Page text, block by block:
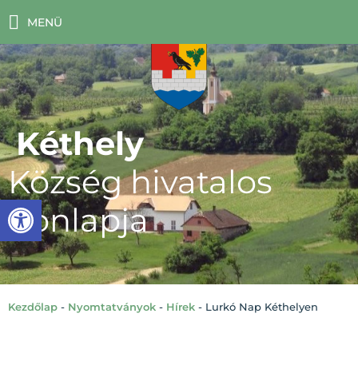
Eszköztár megnyitása
MENÜ
Kéthely
Község hivatalos
honlapja
Kezdőlap - Nyomtatványok - Hírek - Lurkó Nap Kéthelyen